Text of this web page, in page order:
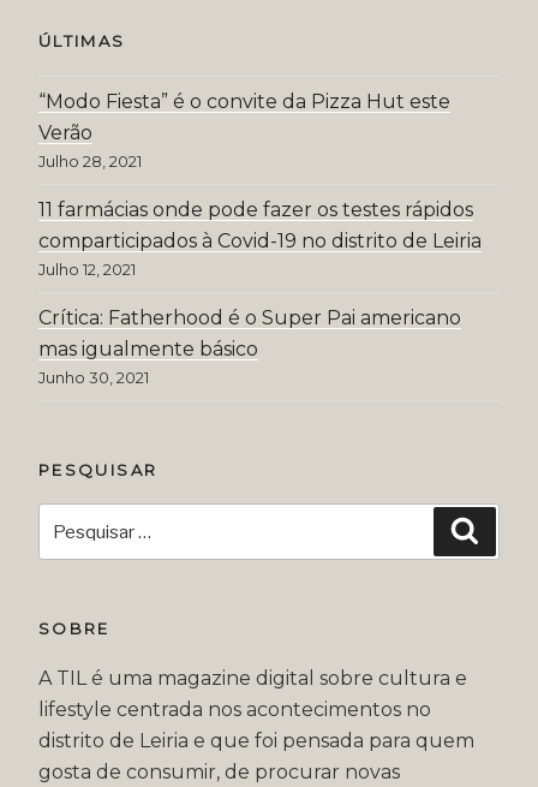
ÚLTIMAS
“Modo Fiesta” é o convite da Pizza Hut este
Verão
Julho 28, 2021
11 farmácias onde pode fazer os testes rápidos
comparticipados à Covid-19 no distrito de Leiria
Julho 12, 2021
Crítica: Fatherhood é o Super Pai americano
mas igualmente básico
Junho 30, 2021
PESQUISAR
SOBRE
A TIL é uma magazine digital sobre cultura e
lifestyle centrada nos acontecimentos no
distrito de Leiria e que foi pensada para quem
gosta de consumir, de procurar novas